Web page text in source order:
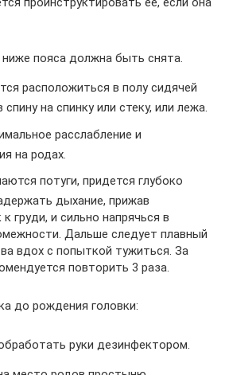
пояса должна быть снята.
расположиться в полу сидячей
спину на спинку или стеку, или лежа.
расслабление и
на родах.
потуги, придется глубоко
дыхание, прижав
груди, и сильно напрячься в
Дальше следует плавный
вдох с попыткой тужиться. За
повторить 3 раза.
до рождения головки:
руки дезинфектором.